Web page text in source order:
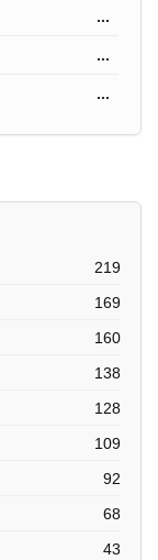
...
...
...
219
169
160
138
128
109
92
68
43